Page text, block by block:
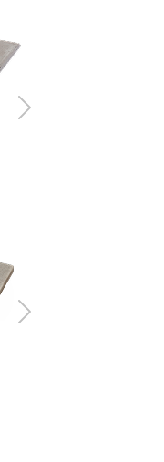
Следующий
Следующий